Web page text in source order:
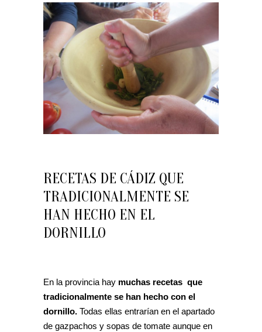
RECETAS DE CÁDIZ QUE
TRADICIONALMENTE SE
HAN HECHO EN EL
DORNILLO
En la provincia hay muchas recetas que
tradicionalmente se han hecho con el
dornillo. Todas ellas entrarían en el apartado
de gazpachos y sopas de tomate aunque en